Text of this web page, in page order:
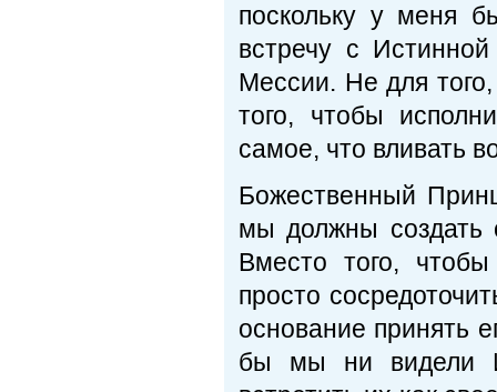
поскольку у меня
встречу с
Мессии. Не для
того, чтобы
самое, что вливать
Божественный
мы должны создать
Вместо того,
просто
основание принять
бы мы ни видели